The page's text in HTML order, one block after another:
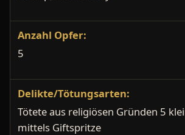
Anzahl Opfer:
5
Delikte/Tötungsarten:
Tötete aus religiösen Gründen 5
mittels Giftspritze